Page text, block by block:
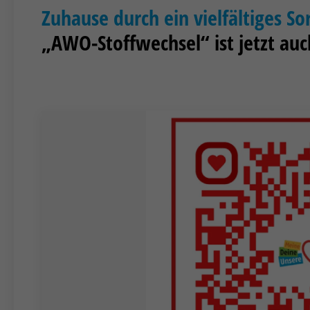
Zuhause durch ein vielfältiges
„AWO-Stoffwechsel“ ist jetzt